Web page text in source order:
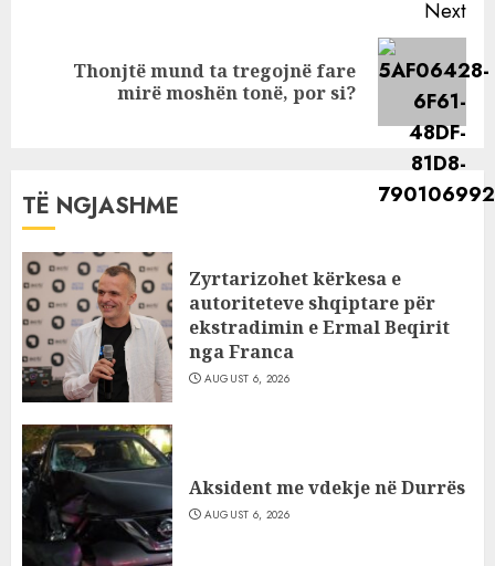
Next
Thonjtë mund ta tregojnë fare
mirë moshën tonë, por si?
TË NGJASHME
Zyrtarizohet kërkesa e
autoriteteve shqiptare për
ekstradimin e Ermal Beqirit
nga Franca
AUGUST 6, 2026
Aksident me vdekje në Durrës
AUGUST 6, 2026